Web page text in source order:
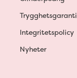
Trygghetsgaranti
Integritetspolicy
Nyheter